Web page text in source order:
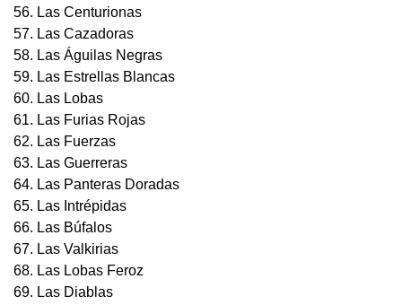
56. Las Centurionas
57. Las Cazadoras
58. Las Águilas Negras
59. Las Estrellas Blancas
60. Las Lobas
61. Las Furias Rojas
62. Las Fuerzas
63. Las Guerreras
64. Las Panteras Doradas
65. Las Intrépidas
66. Las Búfalos
67. Las Valkirias
68. Las Lobas Feroz
69. Las Diablas